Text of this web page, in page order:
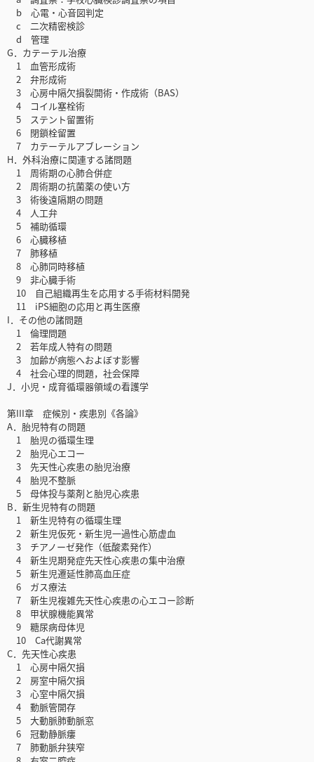
b 心電・心音図判定
c 二次精密検診
d 管理
G．カテーテル治療
1 血管形成術
2 弁形成術
3 心房中隔欠損裂開術・作成術（BAS）
4 コイル塞栓術
5 ステント留置術
6 閉鎖栓留置
7 カテーテルアブレーション
H．外科治療に関連する諸問題
1 周術期の心肺合併症
2 周術期の抗菌薬の使い方
3 術後遠隔期の問題
4 人工弁
5 補助循環
6 心臓移植
7 肺移植
8 心肺同時移植
9 非心臓手術
10 自己組織再生を応用する手術材料開発
11 iPS細胞の応用と再生医療
I．その他の諸問題
1 倫理問題
2 若年成人特有の問題
3 加齢が病態へおよぼす影響
4 社会心理的問題，社会保障
J．小児・成育循環器領域の看護学
第III章 症候別・疾患別《各論》
A．胎児特有の問題
1 胎児の循環生理
2 胎児心エコー
3 先天性心疾患の胎児治療
4 胎児不整脈
5 母体投与薬剤と胎児心疾患
B．新生児特有の問題
1 新生児特有の循環生理
2 新生児仮死・新生児一過性心筋虚血
3 チアノーゼ発作（低酸素発作）
4 新生児期発症先天性心疾患の集中治療
5 新生児遷延性肺高血圧症
6 ガス療法
7 新生児複雑先天性心疾患の心エコー診断
8 甲状腺機能異常
9 糖尿病母体児
10 Ca代謝異常
C．先天性心疾患
1 心房中隔欠損
2 房室中隔欠損
3 心室中隔欠損
4 動脈管開存
5 大動脈肺動脈窓
6 冠動静脈瘻
7 肺動脈弁狭窄